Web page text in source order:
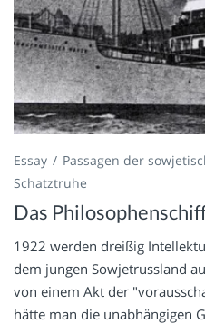
Essay
Passagen der
Schatztruhe
Das
1922 werden dreißig
dem jungen Sowjetrussland
von einem Akt der
hätte man die unabhängigen